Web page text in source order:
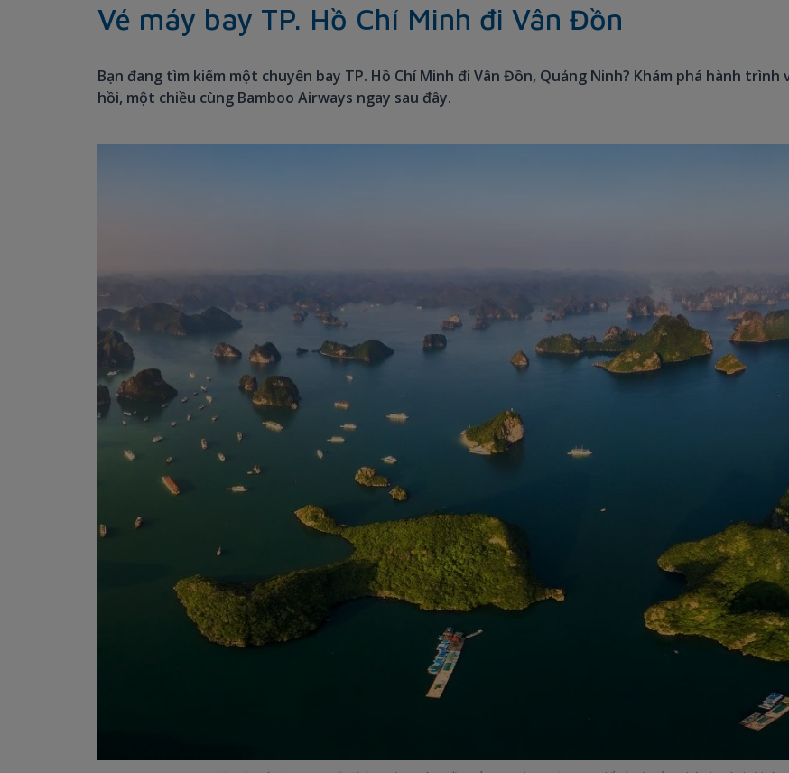
Vé máy bay TP. Hồ Chí Minh đi Vân Đồn
Bạn đang tìm kiếm một chuyến bay TP. Hồ Chí Minh đi Vân Đồn, Quảng Ninh? Khám phá hành trình
hồi, một chiều cùng Bamboo Airways ngay sau đây.